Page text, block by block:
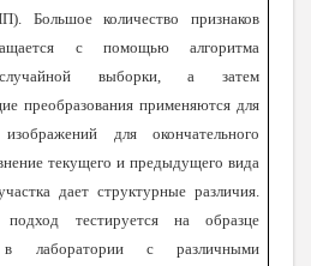
Большое количество признаков
с помощью алгоритма
случайной выборки, а затем
преобразования применяются для
для окончательного
текущего и предыдущего вида
дает структурные различия.
подход тестируется на образце
в лаборатории с различными